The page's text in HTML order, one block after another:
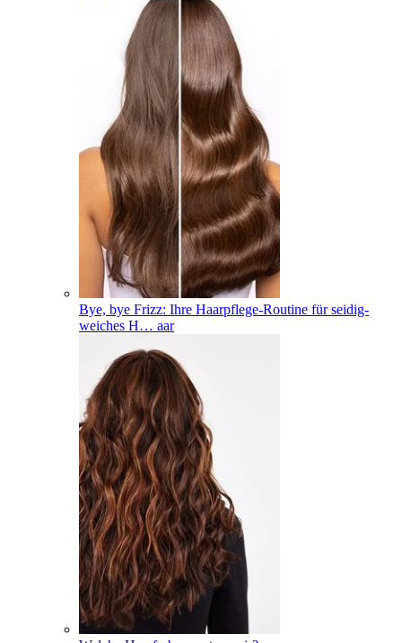
Bye, bye Frizz: Ihre Haarpflege-Routine für seidig-
weiches H… aar